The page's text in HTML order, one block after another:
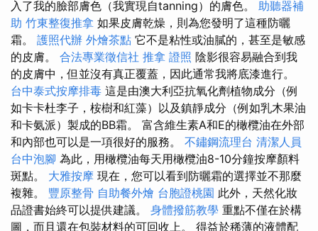
入了我的臉部膚色（我實現自tanning）的膚色。 助聽器補
助 竹東整復推拿 如果皮膚乾燥，則為您發明了這種防曬
霜。 護照代辦 外燴茶點 它不是粘性或油膩的，甚至是敏感
的皮膚。 合法專業徵信社 推拿 證照 陰影很容易融合到我
的皮膚中，但並沒有真正覆蓋，因此通常我將底漆進行。
台中泰式按摩排毒 這是由澳大利亞抗氧化劑植物成分（例
如卡卡杜李子，桉樹和紅藻）以及鎮靜成分（例如乳木果油
和卡氨派）製成的BB霜。 富含維生素A和E的橄欖油在外部
和內部也可以是一項很好的服務。 不鏽鋼流理台 清潔人員
台中泡腳 為此，用橄欖油每天用橄欖油8-10分鐘按摩顏料
斑點。 大雅按摩 現在，您可以看到防曬霜的選擇並不那麼
複雜。 豐原整骨 自助餐外燴 台胞證桃園 此外，天然化妝
品證書始終可以提供建議。 身體撥筋教學 重點不僅在於構
圖，而且還在包裝材料的可回收上。 得益於稀薄的液體配